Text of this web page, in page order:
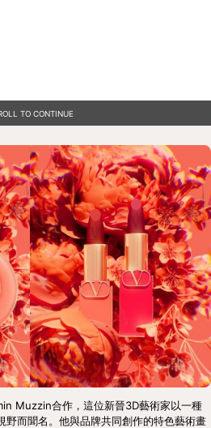
TO CONTINUE
Muzzin合作，這位新晉3D藝術家以一種
野而聞名。他與品牌共同創作的特色藝術畫